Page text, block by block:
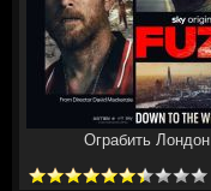
Ограбить Лондон